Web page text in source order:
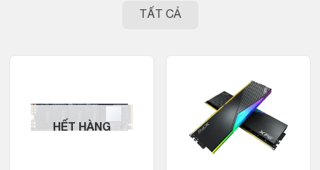
TẤT CẢ
HẾT HÀNG